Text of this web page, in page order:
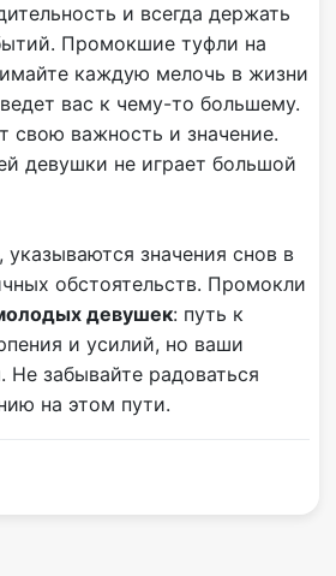
и всегда держать
Промокшие туфли на
каждую мелочь в жизни
вас к чему-то большему.
свою важность и значение.
девушки не играет большой
указываются значения снов в
обстоятельств. Промокли
девушек: путь к
и усилий, но ваши
Не забывайте радоваться
на этом пути.